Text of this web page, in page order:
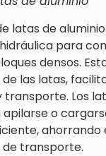
latas de
para
densos.
las latas,
Los
o
ahorrando
transporte.